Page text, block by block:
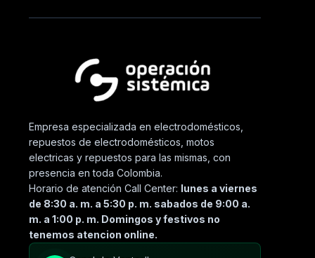
Empresa especializada en electrodomésticos,
repuestos de electrodomésticos, motos
electricas y repuestos para las mismas, con
presencia en toda Colombia.
Horario de atención Call Center: lunes a viernes
de 8:30 a. m. a 5:30 p. m. sabados de 9:00 a.
m. a 1:00 p. m. Domingos y festivos no
tenemos atencion online.